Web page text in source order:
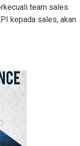
team sales
kepada sales, akan